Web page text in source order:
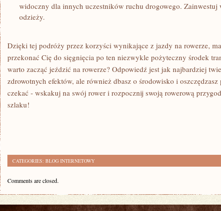
widoczny dla innych uczestników ruchu ⁤drogowego. Zainwestuj
odzieży.
Dzięki ⁢tej podróży przez korzyści wynikające z jazdy ‍na rowerze,
przekonać Cię ⁢do sięgnięcia po ten niezwykle pożyteczny środek
warto zacząć jeździć na rowerze? Odpowiedź jest jak najbardziej
zdrowotnych efektów, ale również dbasz o środowisko i
⁣czekać ‍- ⁤wskakuj na swój rower i rozpocznij swoją rowerową
szlaku!
CATEGORIES: BLOG INTERNETOWY
Comments are closed.